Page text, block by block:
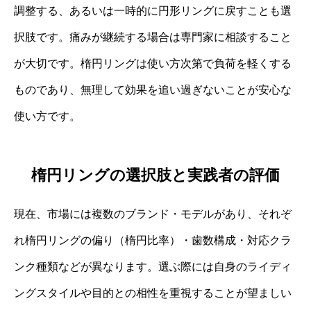
調整する、あるいは一時的に円形リングに戻すことも選
択肢です。痛みが継続する場合は専門家に相談すること
が大切です。楕円リングは使い方次第で負荷を軽くする
ものであり、無理して効果を追い過ぎないことが安心な
使い方です。
楕円リングの選択肢と実践者の評価
現在、市場には複数のブランド・モデルがあり、それぞ
れ楕円リングの偏り（楕円比率）・歯数構成・対応クラ
ンク種類などが異なります。選ぶ際には自身のライディ
ングスタイルや目的との相性を重視することが望ましい